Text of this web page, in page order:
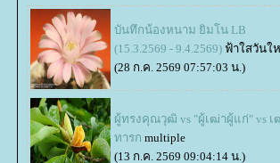
บันทึกน้องหนาม ยิมโน LB
(15.3.2569 - 9.4.2569) ฟ้าใสวันใ
(28 ก.ค. 2569 07:57:03 น.)
ผู้ทรงคุณวุฒิ vs "ผู้เฒ่าผู้แก่" vs เ
ทารก multiple
(13 ก.ค. 2569 09:04:14 น.)